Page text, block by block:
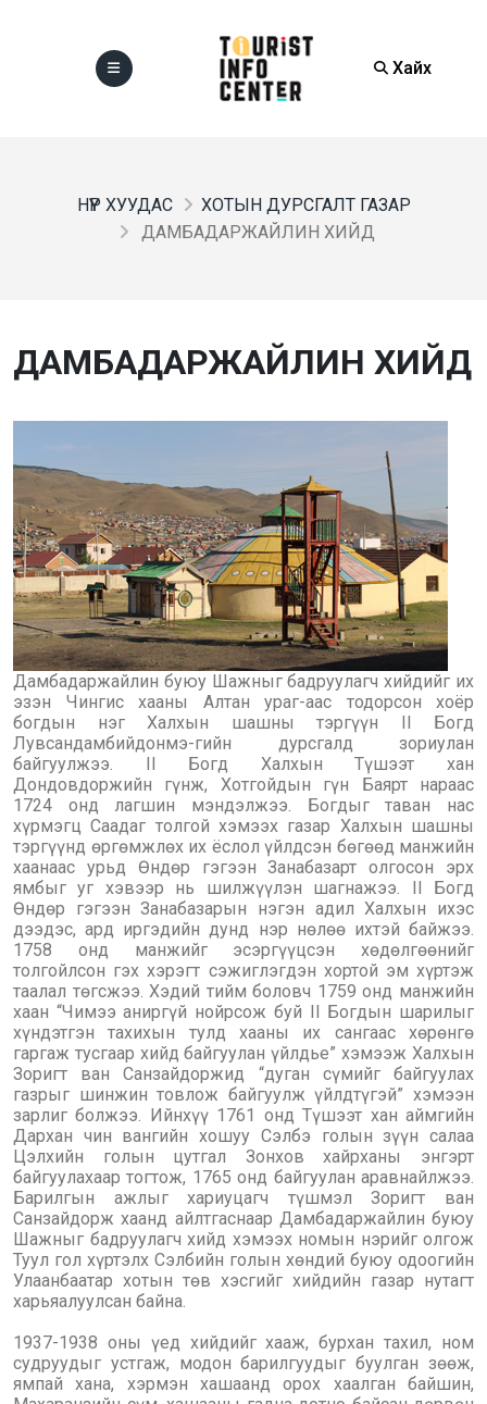
Хайх
НҮҮР ХУУДАС
ХОТЫН ДУРСГАЛТ ГАЗАР
ДАМБАДАРЖАЙЛИН ХИЙД
ДАМБАДАРЖАЙЛИН ХИЙД
Дамбадаржайлин буюу Шажныг бадруулагч хийдийг их
эзэн Чингис хааны Алтан ураг-аас тодорсон хоёр
богдын нэг Халхын шашны тэргүүн II Богд
Лувсандамбийдонмэ-гийн дурсгалд зориулан
байгуулжээ. II Богд Халхын Түшээт хан
Дондовдоржийн гүнж, Хотгойдын гүн Баярт нараас
1724 онд лагшин мэндэлжээ. Богдыг таван нас
хүрмэгц Саадаг толгой хэмээх газар Халхын шашны
тэргүүнд өргөмжлөх их ёслол үйлдсэн бөгөөд манжийн
хаанаас урьд Өндөр гэгээн Занабазарт олгосон эрх
ямбыг уг хэвээр нь шилжүүлэн шагнажээ. II Богд
Өндөр гэгээн Занабазарын нэгэн адил Халхын ихэс
дээдэс, ард иргэдийн дунд нэр нөлөө ихтэй байжээ.
1758 онд манжийг эсэргүүцсэн хөдөлгөөнийг
толгойлсон гэх хэрэгт сэжиглэгдэн хортой эм хүртэж
таалал төгсжээ. Хэдий тийм боловч 1759 онд манжийн
хаан “Чимээ аниргүй нойрсож буй II Богдын шарилыг
хүндэтгэн тахихын тулд хааны их сангаас хөрөнгө
гаргаж тусгаар хийд байгуулан үйлдье” хэмээж Халхын
Зоригт ван Санзайдоржид “дуган сүмийг байгуулах
газрыг шинжин товлож байгуулж үйлдтүгэй” хэмээн
зарлиг болжээ. Ийнхүү 1761 онд Түшээт хан аймгийн
Дархан чин вангийн хошуу Сэлбэ голын зүүн салаа
Цэлхийн голын цутгал Зонхов хайрханы энгэрт
байгуулахаар тогтож, 1765 онд байгуулан аравнайлжээ.
Барилгын ажлыг хариуцагч түшмэл Зоригт ван
Санзайдорж хаанд айлтгаснаар Дамбадаржайлин буюу
Шажныг бадруулагч хийд хэмээх номын нэрийг олгож
Туул гол хүртэлх Сэлбийн голын хөндий буюу одоогийн
Улаанбаатар хотын төв хэсгийг хийдийн газар нутагт
харьяалуулсан байна.
1937-1938 оны үед хийдийг хааж, бурхан тахил, ном
судруудыг устгаж, модон барилгуудыг буулган зөөж,
ямпай хана, хэрмэн хашаанд орох хаалган байшин,